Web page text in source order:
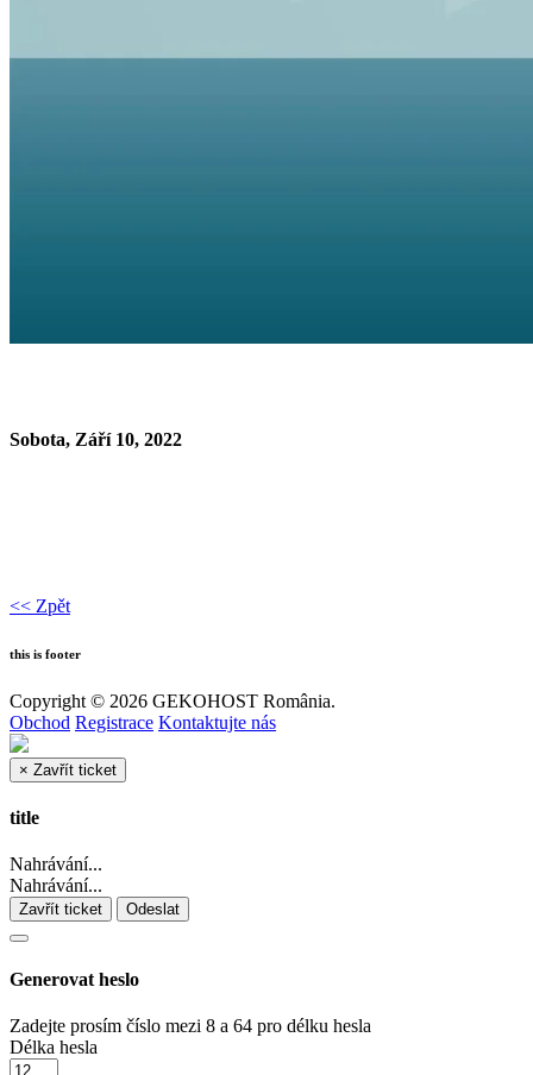
Sobota, Září 10, 2022
<< Zpět
this is footer
Copyright © 2026 GEKOHOST România.
Obchod Registrace Kontaktujte nás
× Zavřít ticket
title
Nahrávání...
Nahrávání...
Zavřít ticket Odeslat
Generovat heslo
Zadejte prosím číslo mezi 8 a 64 pro délku hesla
Délka hesla